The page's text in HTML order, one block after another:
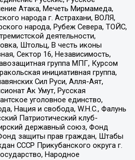
Атака, Мечеть Мирмамеда,
народа г. Астрахани, ВОЛЯ,
народа, Рубеж Севера, ТОЙС,
деятельности,
Штольц, В честь иконы
Сектор 16, Независимость,
группа МПГ, Курсом
инициативная группа,
Сил Руси, Алля-Аят,
Ак Умут, Русская
уголовное единство,
Нация и свобода, W.H.С., Фалунь
Патриотический клуб-
державный союз, Фонд
защиты прав граждан, Штабы
СССР Прикубанского округа г.
Народное